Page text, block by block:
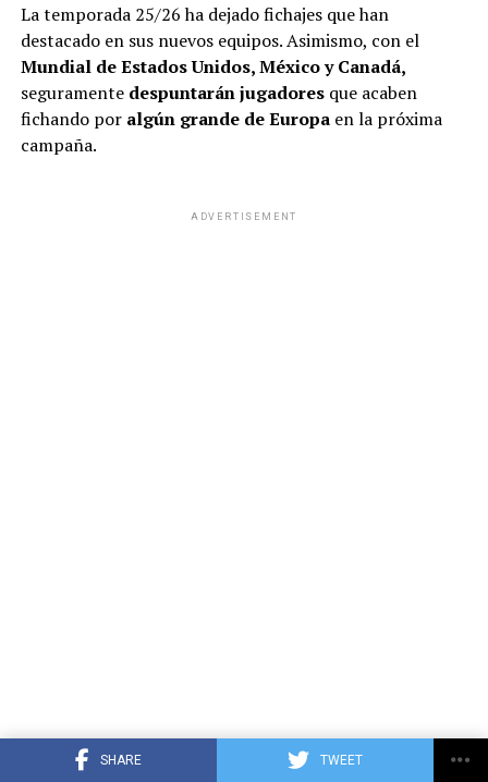
SHARE TWEET
La temporada 25/26 ha dejado fichajes que han
destacado en sus nuevos equipos. Asimismo, con el
Mundial de Estados Unidos, México y Canadá,
seguramentedespuntarán jugadores que acaben
fichando poralgún grande de Europaen la próxima
campaña.
ADVERTISEMENT